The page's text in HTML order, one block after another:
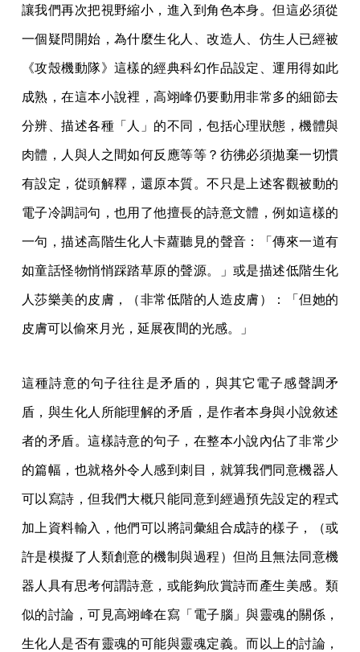
讓我們再次把視野縮小，進入到角色本身。但這必須從
一個疑問開始，為什麼生化人、改造人、仿生人已經被
《攻殼機動隊》這樣的經典科幻作品設定、運用得如此
成熟，在這本小說裡，高翊峰仍要動用非常多的細節去
分辨、描述各種「人」的不同，包括心理狀態，機體與
肉體，人與人之間如何反應等等？彷彿必須拋棄一切慣
有設定，從頭解釋，還原本質。不只是上述客觀被動的
電子冷調詞句，也用了他擅長的詩意文體，例如這樣的
一句，描述高階生化人卡蘿聽見的聲音：「傳來一道有
如童話怪物悄悄踩踏草原的聲源。」或是描述低階生化
人莎樂美的皮膚，（非常低階的人造皮膚）：「但她的
皮膚可以偷來月光，延展夜間的光感。」
這種詩意的句子往往是矛盾的，與其它電子感聲調矛
盾，與生化人所能理解的矛盾，是作者本身與小說敘述
者的矛盾。這樣詩意的句子，在整本小說內佔了非常少
的篇幅，也就格外令人感到刺目，就算我們同意機器人
可以寫詩，但我們大概只能同意到經過預先設定的程式
加上資料輸入，他們可以將詞彙組合成詩的樣子，（或
許是模擬了人類創意的機制與過程）但尚且無法同意機
器人具有思考何謂詩意，或能夠欣賞詩而產生美感。類
似的討論，可見高翊峰在寫「電子腦」與靈魂的關係，
生化人是否有靈魂的可能與靈魂定義。而以上的討論，